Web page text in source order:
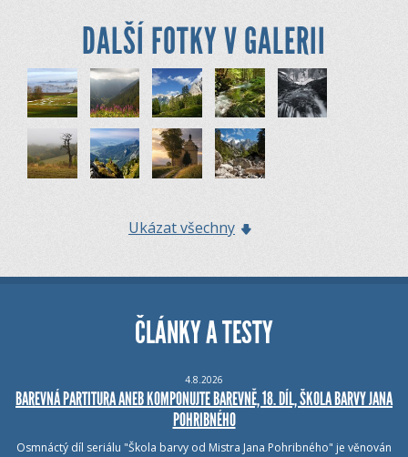
DALŠÍ FOTKY V GALERII
Ukázat všechny
ČLÁNKY A TESTY
4.8.2026
BAREVNÁ PARTITURA ANEB KOMPONUJTE BAREVNĚ, 18. DÍL, ŠKOLA BARVY JANA
POHRIBNÉHO
Osmnáctý díl seriálu "Škola barvy od Mistra Jana Pohribného" je věnován